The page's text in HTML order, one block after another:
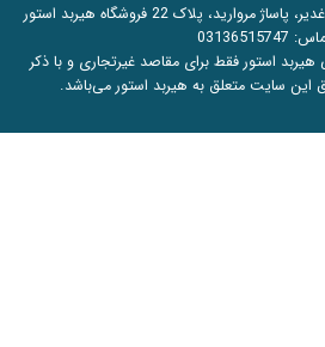
آدرس: اصفهان، سپاهان شهر، بلوار غدیر، پاساژ مروارید، پلاک 22 فروشگاه هیربد استور
03136515747
هیربد استور فقط برای مقاصد غیرتجاری و با ذکر
این سایت متعلق به هیربد استور می‌باشد.​​​​​​​